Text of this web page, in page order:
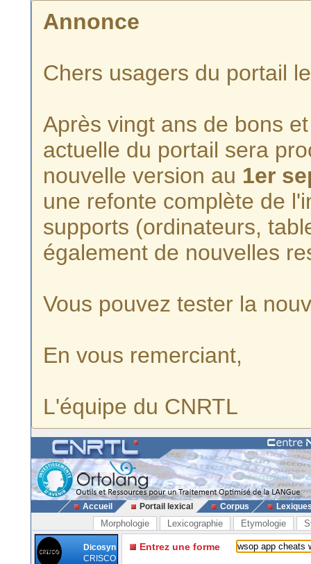
Annonce
Chers usagers du portail
Après vingt ans de bons
actuelle du portail sera
nouvelle version au 1er
une refonte complète de
supports (ordinateurs,
également de nouvelles
Vous pouvez tester la
En vous remerciant,
L'équipe du CNRTL
Accueil Portail lexical Corpus
Morphologie Lexicographie Etymologie
Dicosyn
CRISCO
Entrez une forme